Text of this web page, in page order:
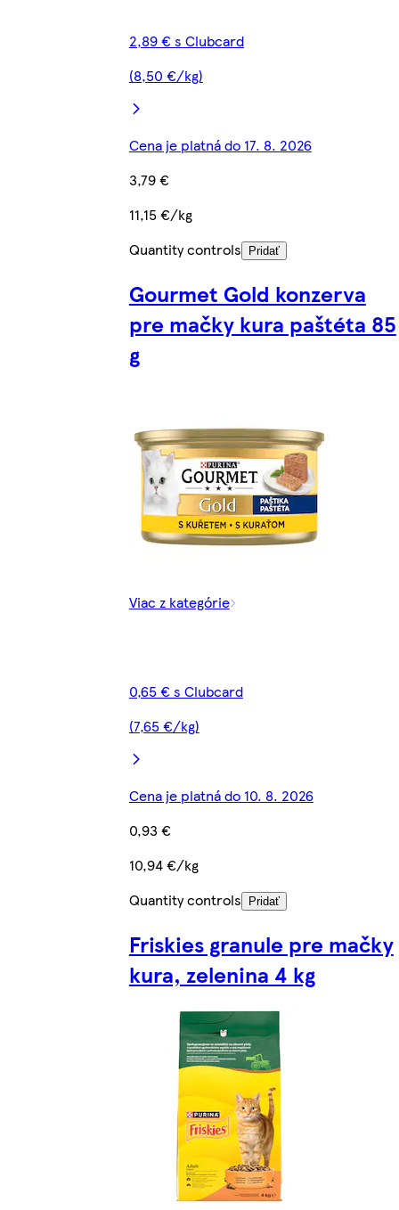
2,89 € s Clubcard
(8,50 €/kg)
Cena je platná do 17. 8. 2026
3,79 €
11,15 €/kg
Quantity controls
Pridať
Gourmet Gold konzerva
pre mačky kura paštéta 85
g
Viac z kategórie
0,65 € s Clubcard
(7,65 €/kg)
Cena je platná do 10. 8. 2026
0,93 €
10,94 €/kg
Quantity controls
Pridať
Friskies granule pre mačky
kura, zelenina 4 kg